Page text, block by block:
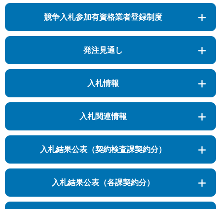
競争入札参加有資格業者登録制度
発注見通し
入札情報
入札関連情報
入札結果公表（契約検査課契約分）
入札結果公表（各課契約分）